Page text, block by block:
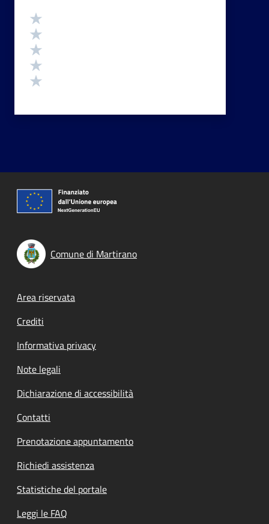
Valutazione
Comune di Martirano
Footer menu
Area riservata
Crediti
Informativa privacy
Note legali
Dichiarazione di accessibilità
Contatti
Prenotazione appuntamento
Richiedi assistenza
Statistiche del portale
Leggi le FAQ